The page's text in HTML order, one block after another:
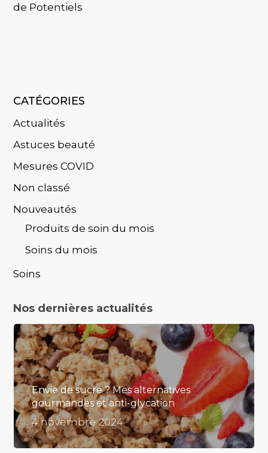
de Potentiels
CATÉGORIES
Actualités
Astuces beauté
Mesures COVID
Non classé
Nouveautés
Produits de soin du mois
Soins du mois
Soins
Nos dernières actualités
Envie de sucre ? Mes alternatives
gourmandes et anti-glycation
4 novembre 2024